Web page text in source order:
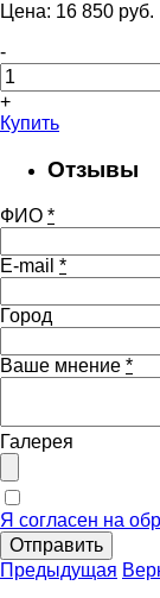
Цена: 16 850 pуб.
-
+
Купить
Отзывы
ФИО *
E-mail *
Город
Ваше мнение *
Галерея
Я согласен на
Отправить
Предыдущая